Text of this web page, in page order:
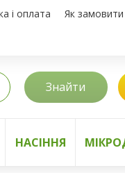
і оплата Як замовити
Знайти
НАСІННЯ